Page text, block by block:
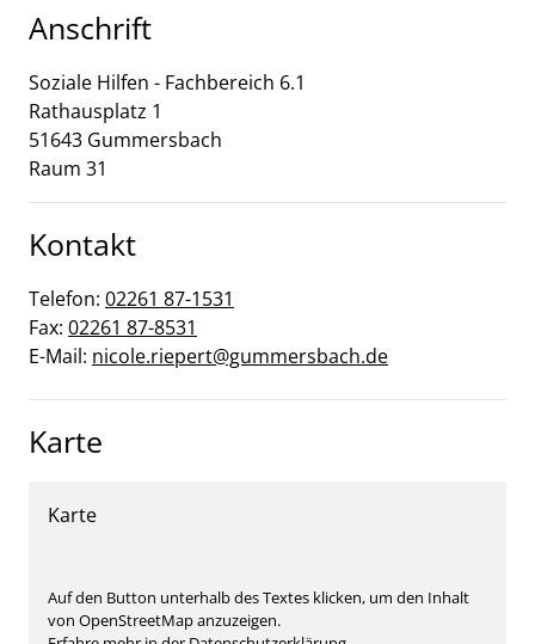
Anschrift
Soziale Hilfen - Fachbereich 6.1
Rathausplatz 1
51643 Gummersbach
Raum 31
Kontakt
Telefon: 02261 87-1531
Fax: 02261 87-8531
E-Mail: nicole.riepert@gummersbach.de
Karte
Karte
Auf den Button unterhalb des Textes klicken, um den Inhalt
von OpenStreetMap anzuzeigen.